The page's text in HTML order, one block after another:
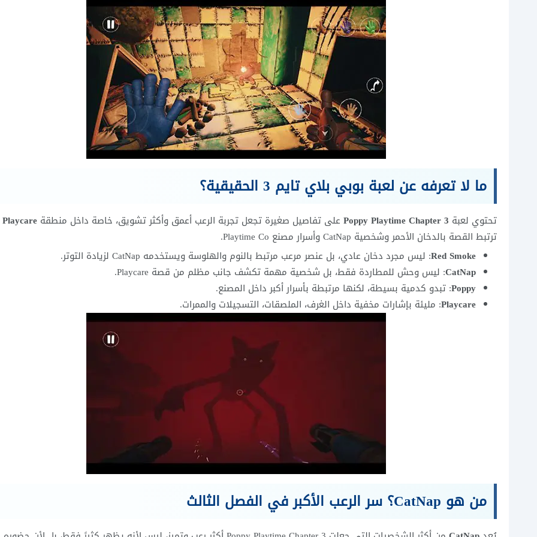
ما لا تعرفه عن لعبة بوبي بلاي تايم 3 الحقيقية؟
تحتوي لعبة Poppy Playtime Chapter 3 على تفاصيل صغيرة تجعل تجربة الرعب أعمق وأكثر تشويق، خاصة داخل منطقة Playcare
ترتبط القصة بالدخان الأحمر وشخصية CatNap وأسرار مصنع Playtime Co.
Red Smoke: ليس مجرد دخان عادي، بل عنصر مرعب مرتبط بالنوم والهلوسة ويستخدمه CatNap لزيادة التوتر.
CatNap: ليس وحش للمطاردة فقط، بل شخصية مهمة تكشف جانب مظلم من قصة Playcare.
Poppy: تبدو كدمية بسيطة، لكنها مرتبطة بأسرار أكبر داخل المصنع.
Playcare: مليئة بإشارات مخفية داخل الغرف، الملصقات، التسجيلات والممرات.
من هو CatNap؟ سر الرعب الأكبر في الفصل الثالث